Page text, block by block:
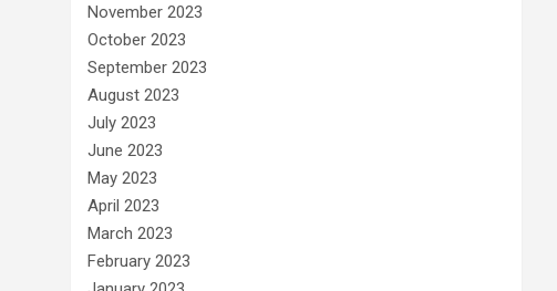
November 2023
October 2023
September 2023
August 2023
July 2023
June 2023
May 2023
April 2023
March 2023
February 2023